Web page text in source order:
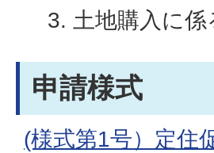
土地購入に
申請様式
(様式第1号）定住